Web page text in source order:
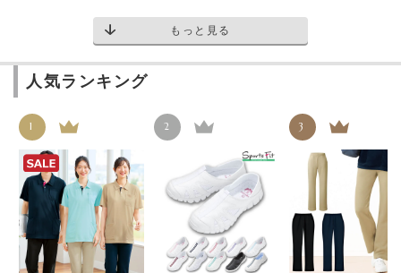
もっと見る
人気ランキング
1 2 3